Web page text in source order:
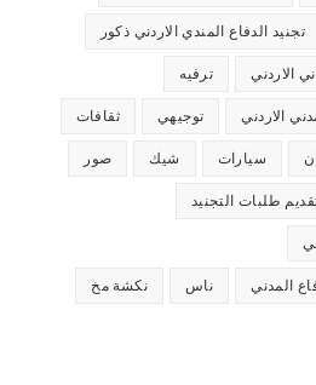
تجنيد الدفاع المندي الاردني ذكور
الاردني ترفيه
الاردني توجيهي ثقافات
سيارات شيك صور
طلبات التجنيد
المدني ناس نكشة مخ